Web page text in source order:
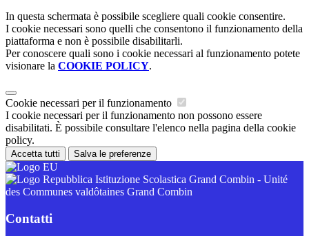
In questa schermata è possibile scegliere quali cookie consentire.
I cookie necessari sono quelli che consentono il funzionamento della
piattaforma e non è possibile disabilitarli.
Per conoscere quali sono i cookie necessari al funzionamento potete
visionare la COOKIE POLICY.
Cookie necessari per il funzionamento
I cookie necessari per il funzionamento non possono essere
disabilitati. È possibile consultare l'elenco nella pagina della cookie
policy.
Accetta tutti Salva le preferenze
Istituzione Scolastica Grand Combin - Unité
des Communes valdôtaines Grand Combin
Contatti